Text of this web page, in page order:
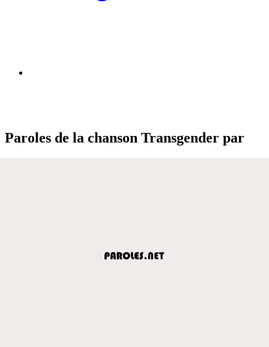
Paroles de la chanson Transgender par